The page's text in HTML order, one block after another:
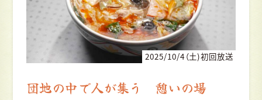
2025/10/4（土)初回放送
団地の中で人が集う 憩いの場